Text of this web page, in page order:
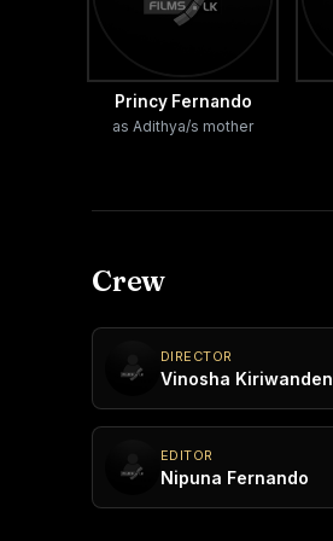
Princy Fernando
as Adithya/s mother
Crew
DIRECTOR
EDITOR
Nipuna Fernando